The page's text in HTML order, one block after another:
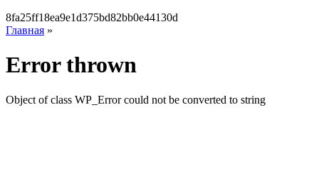
8fa25ff18ea9e1d375bd82bb0e44130d
Главная »
Error thrown
Object of class WP_Error could not be converted to string